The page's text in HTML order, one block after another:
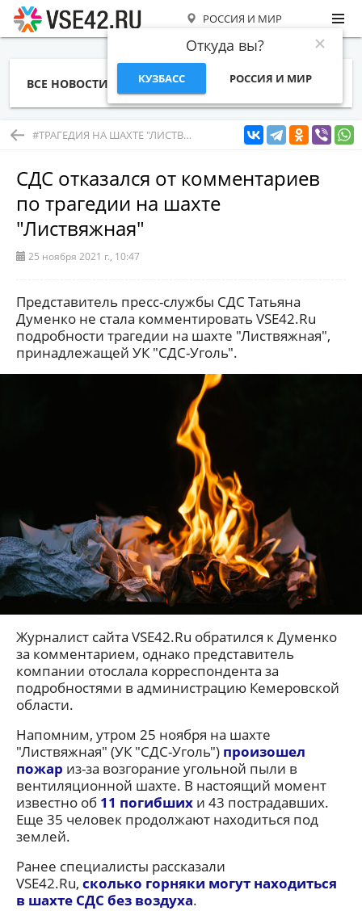
РОССИЯ И МИР
Откуда вы?
КУЗБАСС РОССИЯ И МИР
ВСЕ НОВОСТИ СТАТЬИ ТЕМЫ ФОТО
#ТРАГЕДИЯ НА ШАХТЕ "ЛИСТВЯЖНАЯ" ХК "СДС-УГОЛЬ"
СДС отказался от комментариев
по трагедии на шахте
"Листвяжная"
25 ноября 2021 г., 10:47
Представитель пресс-службы СДС Татьяна
Думенко не стала комментировать VSE42.Ru
подробности трагедии на шахте "Листвяжная",
принадлежащей УК "СДС-Уголь".
Журналист сайта VSE42.Ru обратился к Думенко
за комментарием, однако представитель
компании отослала корреспондента за
подробностями в администрацию Кемеровской
области.
Напомним, утром 25 ноября на шахте
"Листвяжная" (УК "СДС-Уголь") произошел
пожар из-за возгорание угольной пыли в
вентиляционной шахте. В настоящий момент
известно об 11 погибших и 43 пострадавших.
Еще 35 человек продолжают находиться под
землей.
Ранее специалисты рассказали
VSE42.Ru, сколько горняки могут находиться
в шахте СДС без воздуха.